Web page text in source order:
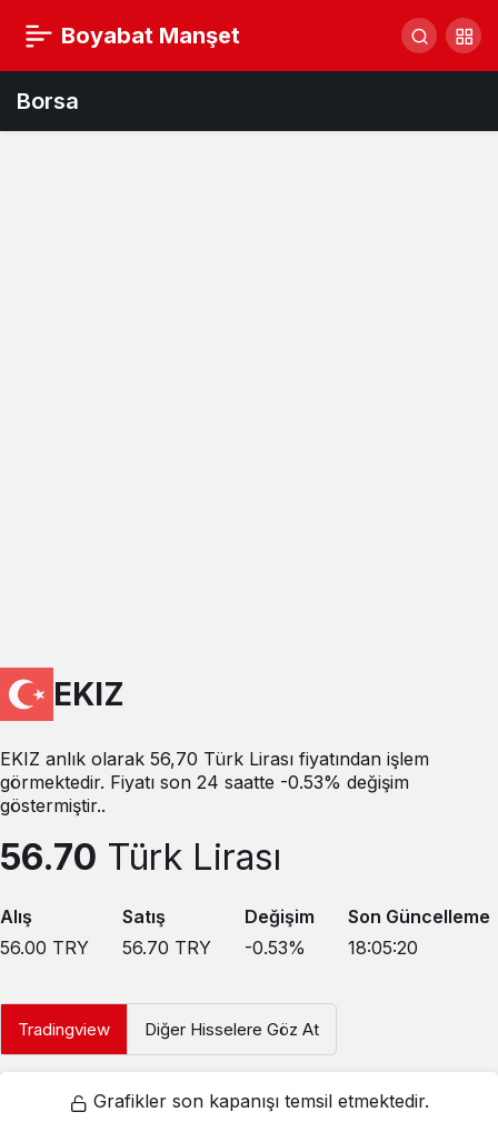
Boyabat Manşet
Borsa
EKIZ
EKIZ anlık olarak 56,70 Türk Lirası fiyatından işlem
görmektedir. Fiyatı son 24 saatte -0.53% değişim
göstermiştir..
56.70 Türk Lirası
Alış
56.00 TRY
Satış
56.70 TRY
Değişim
-0.53%
Son Güncelleme
18:05:20
Tradingview Diğer Hisselere Göz At
Grafikler son kapanışı temsil etmektedir.